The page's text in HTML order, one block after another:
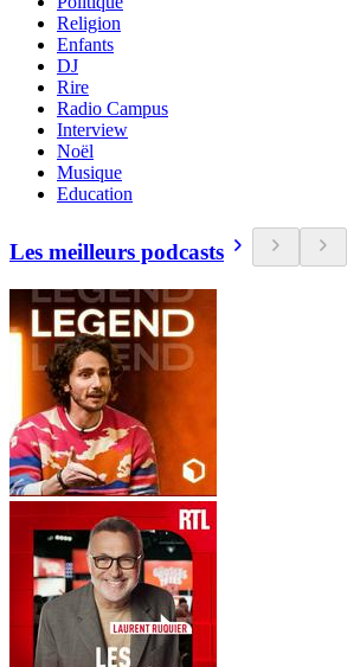
Religion
Enfants
DJ
Rire
Radio Campus
Interview
Noël
Musique
Education
Les meilleurs podcasts